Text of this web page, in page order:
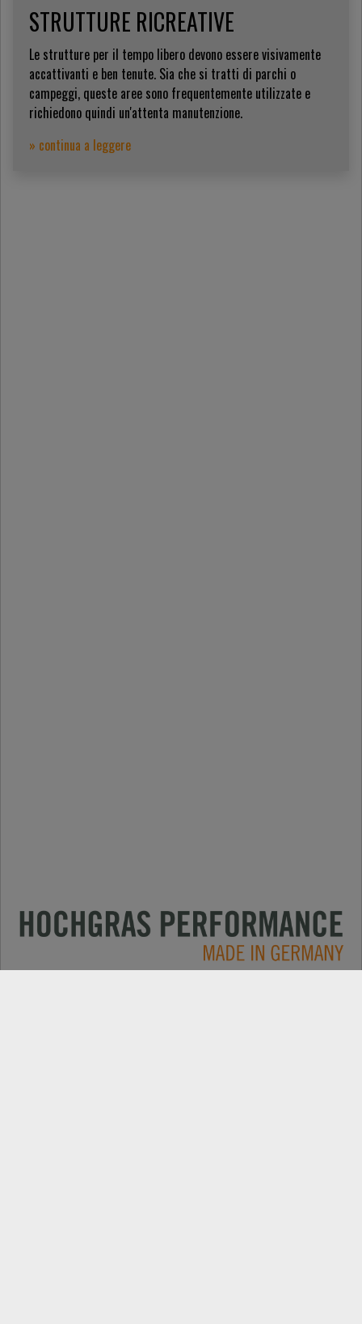
STRUTTURE RICREATIVE
Le strutture per il tempo libero devono essere visivamente
accattivanti e ben tenute. Sia che si tratti di parchi o
campeggi, queste aree sono frequentemente utilizzate e
richiedono quindi un'attenta manutenzione.
» continua a leggere